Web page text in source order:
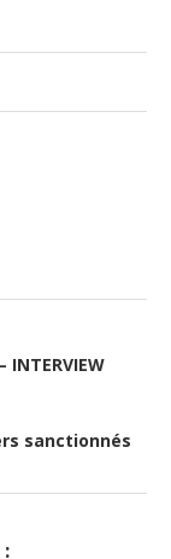
sanctionnés
: